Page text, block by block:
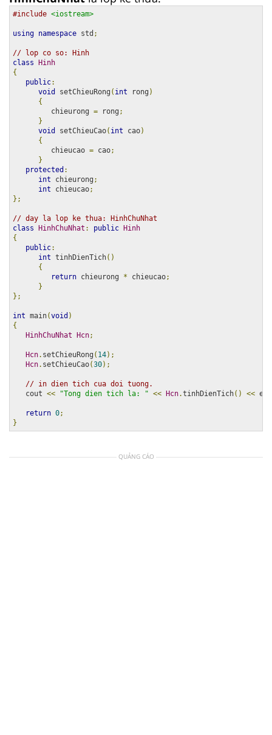
#include <iostream>
using namespace std ;
// lop co so: Hinh
class Hinh
{
public:
void
setChieuRong ( int rong )
{
         chieurong
= rong ;
}
void
setChieuCao( int cao)
{
         chieucao
= cao;
}
protected :
int chieurong ;
int chieucao;
};
// day la lop ke thua: HinhChuNhat
class HinhChuNhat : public Hinh
{
public:
int tinhDienTich()
{
return chieurong * chieucao;
}
};
int main(void )
{
HinhChuNhat Hcn;
Hcn. setChieuRong ( 14);
Hcn. setChieuCao(30);
// in dien tich cua doi tuong.
   cout
<< "Tong dien tich la: " << Hcn.tinhDienTich() <<
return 0;
}
QUẢNG CÁO